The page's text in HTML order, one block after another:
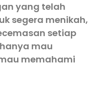
yang telah
segera menikah,
setiap
mau
memahami